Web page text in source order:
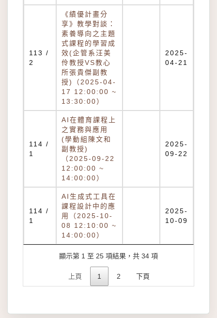
113 /
2
《績優計畫分
享》教學對談：
素養導向之主題
式課程的學習成
效(企管系汪美
伶教授VS教心
所張貴傑副教
授)（2025-04-
17 12:00:00 ~
13:30:00）
2025-
04-21
114 /
1
AI在體育課程上
之實務與應用
(學動組陳文和
副教授)
（2025-09-22
12:00:00 ~
14:00:00）
2025-
09-22
114 /
1
AI生成式工具在
課程設計中的應
用（2025-10-
08 12:10:00 ~
14:00:00）
2025-
10-09
顯示第 1 至 25 項結果，共 34 項
上頁 1 2 下頁